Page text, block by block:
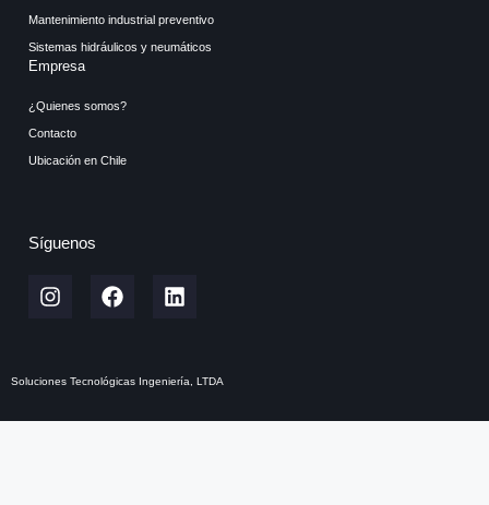
Mantenimiento industrial preventivo
Sistemas hidráulicos y neumáticos
Empresa
¿Quienes somos?
Contacto
Ubicación en Chile
Síguenos
Soluciones Tecnológicas Ingeniería, LTDA